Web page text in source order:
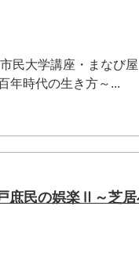
民大学講座・まなび屋
年時代の生き方～...
庶民の娯楽Ⅱ～芝居